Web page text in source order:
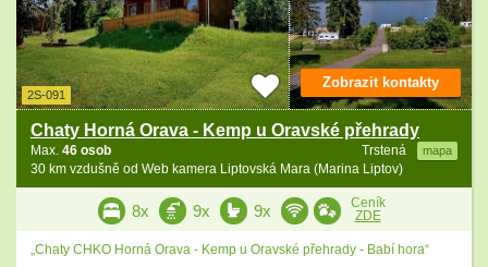
2S-091
Chaty Horná Orava - Kemp u Oravské přehrady
Trstená mapa
Max. 46 osob
30 km vzdušně od Web kamera Liptovská Mara (Marina Liptov)
Zobrazit kontakty
8x 9x 9x
Ceník
ZDE
„Chaty CHKO Horná Orava - Kemp u Oravské přehrady - Babí hora“